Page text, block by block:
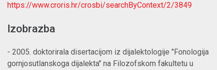
https://www.croris.hr/crosbi/searchByContext/2/3849
Izobrazba
- 2005. doktorirala disertacijom iz dijalektologije "Fonologija
gornjosutlanskoga dijalekta" na Filozofskom fakultetu u